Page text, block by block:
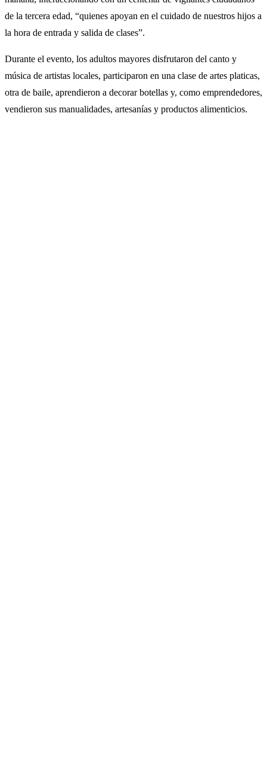
de la tercera edad, “quienes apoyan en el cuidado de nuestros hijos a
la hora de entrada y salida de clases”.
Durante el evento, los adultos mayores disfrutaron del canto y
música de artistas locales, participaron en una clase de artes platicas,
otra de baile, aprendieron a decorar botellas y, como emprendedores,
vendieron sus manualidades, artesanías y productos alimenticios.